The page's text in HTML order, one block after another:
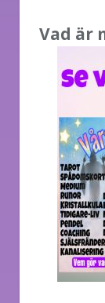
Vad är